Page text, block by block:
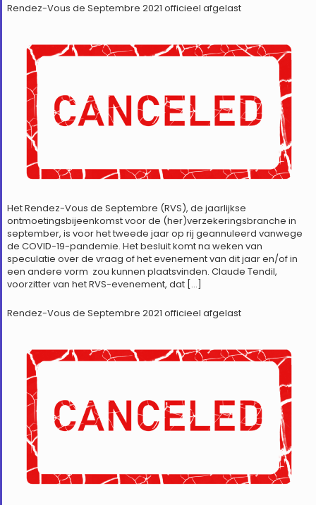
Rendez-Vous de Septembre 2021 officieel afgelast
Het Rendez-Vous de Septembre (RVS), de jaarlijkse
ontmoetingsbijeenkomst voor de (her)verzekeringsbranche in
september, is voor het tweede jaar op rij geannuleerd vanwege
de COVID-19-pandemie. Het besluit komt na weken van
speculatie over de vraag of het evenement van dit jaar en/of in
een andere vorm zou kunnen plaatsvinden. Claude Tendil,
voorzitter van het RVS-evenement, dat […]
Rendez-Vous de Septembre 2021 officieel afgelast